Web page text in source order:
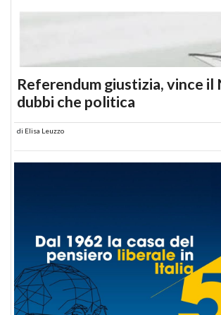
Referendum giustizia, vince il
dubbi che politica
di Elisa Leuzzo